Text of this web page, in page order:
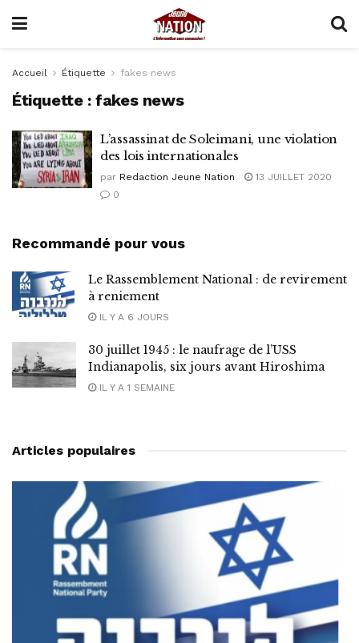
Accueil Étiquette fakes news
Étiquette :fakes news
L’assassinat de Soleimani, une violation
des lois internationales
par Redaction Jeune Nation
13 JUILLET 2020
0
Recommandé pour vous
Le Rassemblement National : de revirement
à reniement
IL Y A 6 JOURS
30 juillet 1945 : le naufrage de l’USS
Indianapolis, six jours avant Hiroshima
IL Y A 1 SEMAINE
Articles populaires